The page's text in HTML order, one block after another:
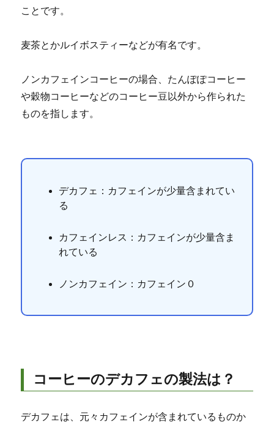
ことです。
麦茶とかルイボスティーなどが有名です。
ノンカフェインコーヒーの場合、たんぽぽコーヒー
や穀物コーヒーなどのコーヒー豆以外から作られた
ものを指します。
デカフェ：カフェインが少量含まれてい
る
カフェインレス：カフェインが少量含ま
れている
ノンカフェイン：カフェイン０
コーヒーのデカフェの製法は？
デカフェは、元々カフェインが含まれているものか